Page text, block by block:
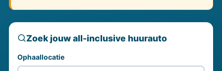
Zoek jouw all-inclusive huurauto
Ophaallocatie